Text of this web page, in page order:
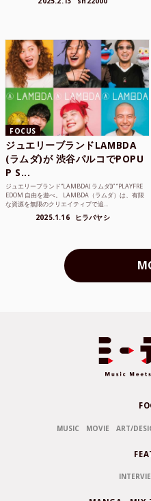
FOCUS
ジュエリーブランドLAMBDA
(ラムダ)が 渋谷パルコでPOPU
P S...
ジュエリーブランド“LAMBDA( ラムダ))” “PLAYFRE
EDOM 自由を遊べ。 LAMBDA（ラムダ）は、有限
な資源を無限のクリエイティブで追...
2025.1.16 ヒラバヤシ
MUSIC MOVIE ART/